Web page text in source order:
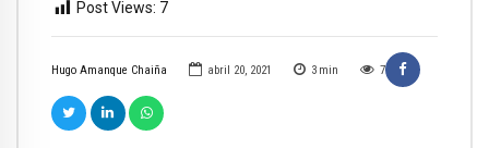
Hugo Amanque Chaiña abril 20, 2021 3 min 7
Post Views: 7